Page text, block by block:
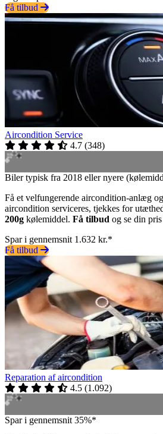
Få tilbud
Aircondition Service
4.7 (348)
Biler typisk fra 2018 eller nyere
Få et velfungerende aircondition-anlæg
aircondition serviceres, tjekkes for
200g kølemiddel. Få tilbud og se din
Spar i gennemsnit 1.632 kr.*
Få tilbud
Reparation af aircondition
4.5 (1.092)
Spar i gennemsnit 35%*